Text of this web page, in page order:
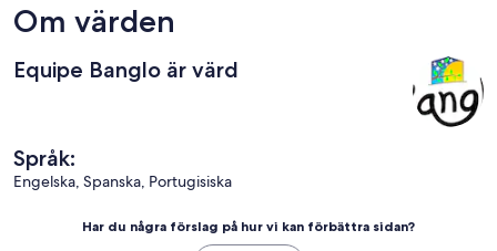
Om värden
Equipe Banglo är värd
Språk:
Engelska, Spanska, Portugisiska
Har du några förslag på hur vi kan förbättra sidan?